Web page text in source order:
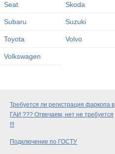
Seat Skoda
Subaru Suzuki
Toyota Volvo
Volkswagen
Требуется ли регистрация фаркопа в
ГАИ ??? Отвечаем, нет не требуется
!!!
Подключение по ГОСТУ